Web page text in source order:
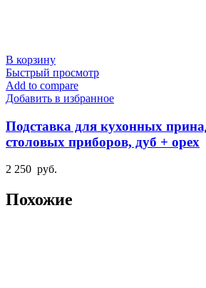
В корзину
Быстрый просмотр
Add to compare
Добавить в избранное
Подставка для кухонных
столовых приборов, дуб + орех
2 250 руб.
Похожие